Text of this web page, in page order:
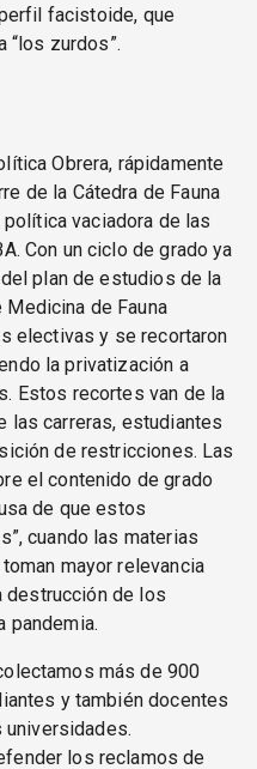
facistoide, que
“los zurdos”.
Obrera, rápidamente
de la Cátedra de Fauna
vaciadora de las
Con un ciclo de grado ya
plan de estudios de la
de Fauna
electivas y se recortaron
la privatización a
Estos recortes van de la
las carreras, estudiantes
de restricciones. Las
el contenido de grado
de que estos
cuando las materias
mayor relevancia
destrucción de los
pandemia.
más de 900
y también docentes
los reclamos de